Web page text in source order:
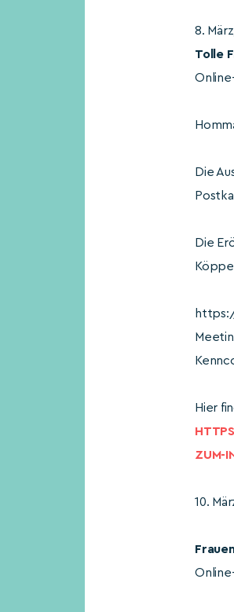
8.
Tolle
Die
Die
Hier
ZUM-
10.